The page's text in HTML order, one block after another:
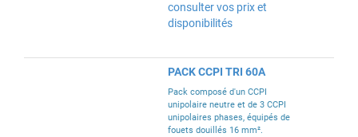
consulter vos prix et
disponibilités
PACK CCPI TRI 60A
Pack composé d'un CCPI
unipolaire neutre et de 3 CCPI
unipolaires phases, équipés de
fouets douillés 16 mm².